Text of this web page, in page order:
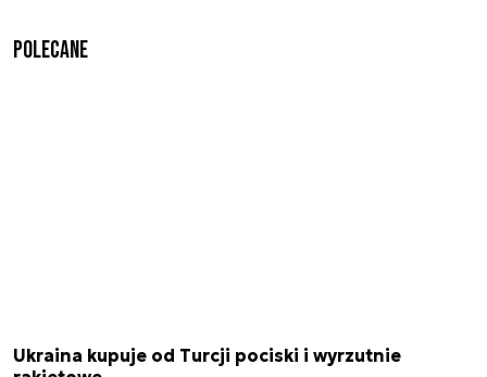
Polecane
Ukraina kupuje od Turcji pociski i wyrzutnie